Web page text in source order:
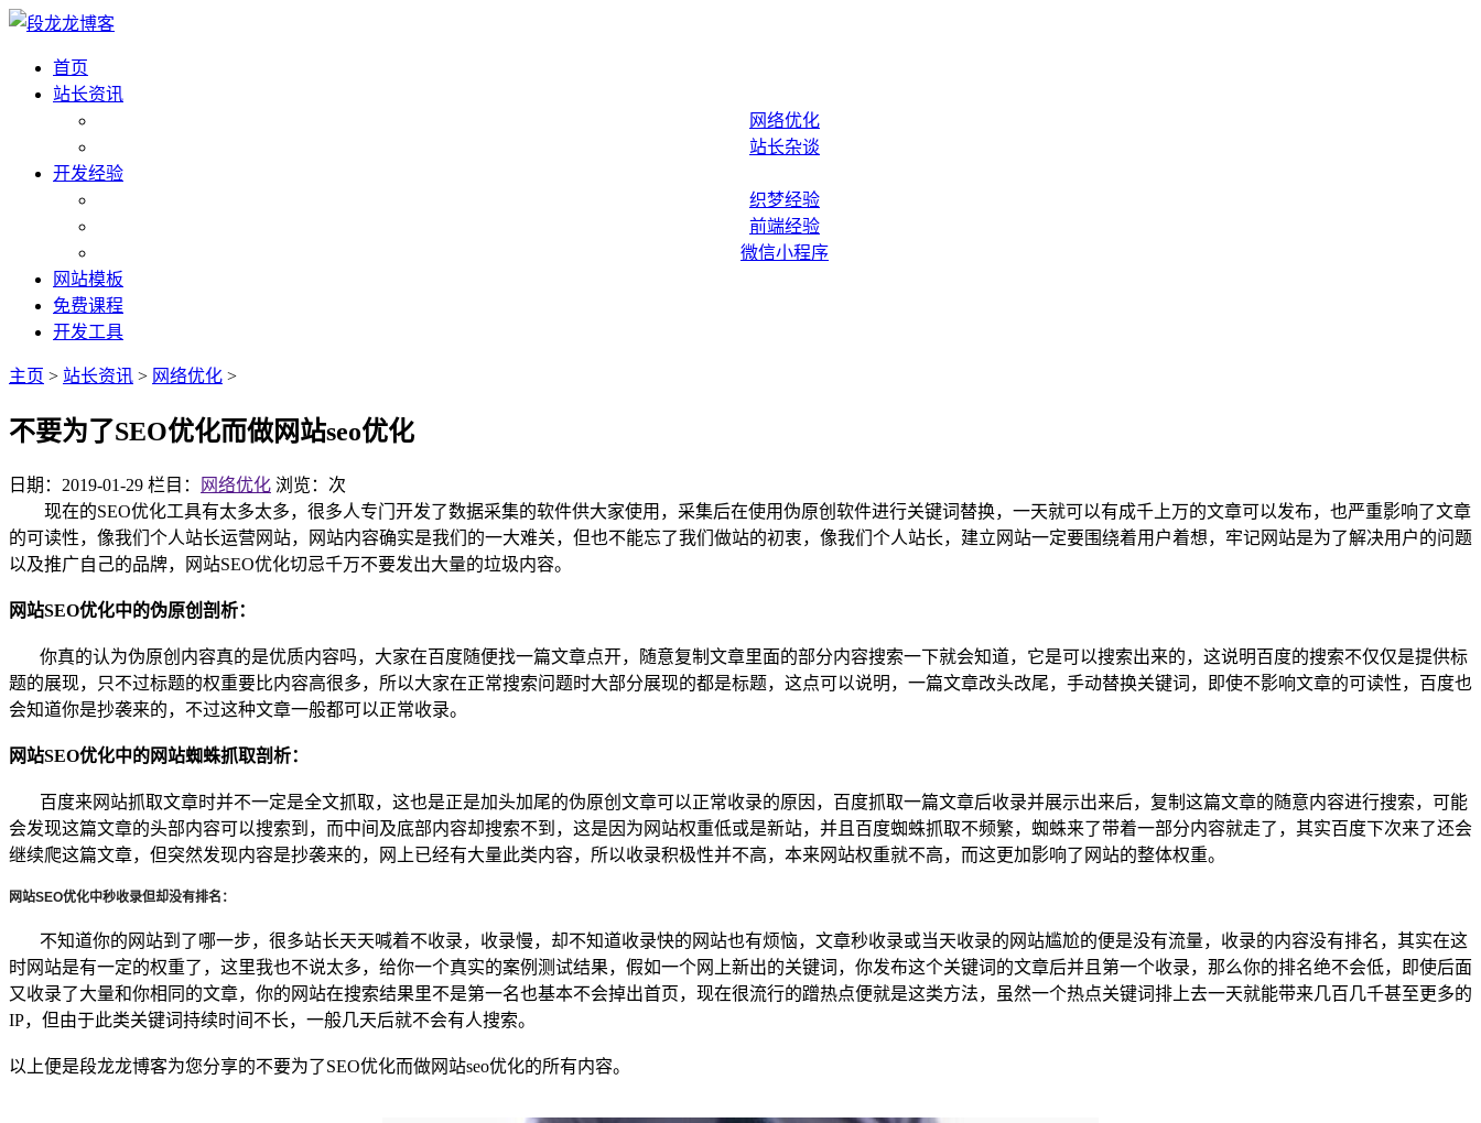
首页
站长资讯
网络优化
站长杂谈
开发经验
织梦经验
前端经验
微信小程序
网站模板
免费课程
开发工具
主页 > 站长资讯 > 网络优化 >
不要为了SEO优化而做网站seo优化
日期：2019-01-29 栏目： 网络优化 浏览： 次
现在的SEO优化工具有太多太多，很多人专门开发了数据采集的软件供大家使用，采集后在使用伪原创软件进行关键词替换，一天就可以有成千上万的文章可以发布，也严重影响了文章
的可读性，像我们个人站长运营网站，网站内容确实是我们的一大难关，但也不能忘了我们做站的初衷，像我们个人站长，建立网站一定要围绕着用户着想，牢记网站是为了解决用户的问题
以及推广自己的品牌，网站SEO优化切忌千万不要发出大量的垃圾内容。
网站SEO优化中的伪原创剖析：
你真的认为伪原创内容真的是优质内容吗，大家在百度随便找一篇文章点开，随意复制文章里面的部分内容搜索一下就会知道，它是可以搜索出来的，这说明百度的搜索不仅仅是提供标
题的展现，只不过标题的权重要比内容高很多，所以大家在正常搜索问题时大部分展现的都是标题，这点可以说明，一篇文章改头改尾，手动替换关键词，即使不影响文章的可读性，百度也
会知道你是抄袭来的，不过这种文章一般都可以正常收录。
网站SEO优化中的网站蜘蛛抓取剖析：
百度来网站抓取文章时并不一定是全文抓取，这也是正是加头加尾的伪原创文章可以正常收录的原因，百度抓取一篇文章后收录并展示出来后，复制这篇文章的随意内容进行搜索，可能
会发现这篇文章的头部内容可以搜索到，而中间及底部内容却搜索不到，这是因为网站权重低或是新站，并且百度蜘蛛抓取不频繁，蜘蛛来了带着一部分内容就走了，其实百度下次来了还会
继续爬这篇文章，但突然发现内容是抄袭来的，网上已经有大量此类内容，所以收录积极性并不高，本来网站权重就不高，而这更加影响了网站的整体权重。
网站SEO优化中秒收录但却没有排名：
不知道你的网站到了哪一步，很多站长天天喊着不收录，收录慢，却不知道收录快的网站也有烦恼，文章秒收录或当天收录的网站尴尬的便是没有流量，收录的内容没有排名，其实在这
时网站是有一定的权重了，这里我也不说太多，给你一个真实的案例测试结果，假如一个网上新出的关键词，你发布这个关键词的文章后并且第一个收录，那么你的排名绝不会低，即使后面
又收录了大量和你相同的文章，你的网站在搜索结果里不是第一名也基本不会掉出首页，现在很流行的蹭热点便就是这类方法，虽然一个热点关键词排上去一天就能带来几百几千甚至更多的
IP，但由于此类关键词持续时间不长，一般几天后就不会有人搜索。
以上便是段龙龙博客为您分享的不要为了SEO优化而做网站seo优化的所有内容。